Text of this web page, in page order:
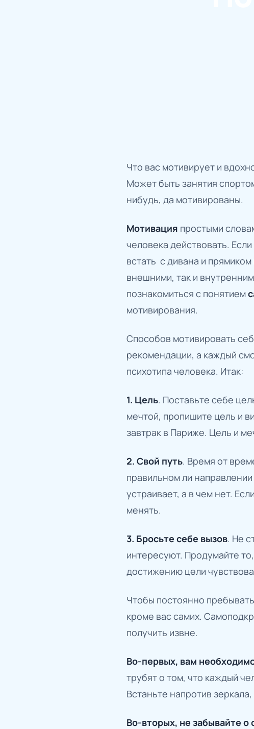
Что вас мотивирует и
Может быть занятия
нибудь, да мотивированы.
Мотивация простыми
человека действовать.
встать с дивана и
внешними, так и
познакомиться с понятием
мотивирования.
Способов мотивировать
рекомендации, а каждый
психотипа человека. Итак:
1. Цель. Поставьте себе
мечтой, пропишите цель и
завтрак в Париже. Цель и
2. Свой путь. Время от
правильном ли
устраивает, а в чем нет.
менять.
3. Бросьте себе вызов. Не
интересуют. Продумайте
достижению цели
Чтобы постоянно
кроме вас самих.
получить извне.
Во-первых, вам
трубят о том, что каждый
Встаньте напротив
Во-вторых, не забывайте о